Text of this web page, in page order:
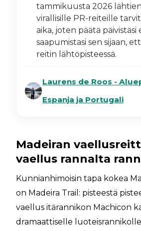
tammikuusta 2026
virallisille PR-reiteille
aika, joten päätä päivistäsi
saapumistasi sen sijaan,
reitin lähtöpisteessä.
Laurens de Roos -
Espanja ja Portugali
Madeiran
vaellus rannalta
Kunnianhimoisin tapa kokea
on Madeira Trail: pisteestä
vaellus itärannikon Machicon
dramaattiselle luoteisrannikolle